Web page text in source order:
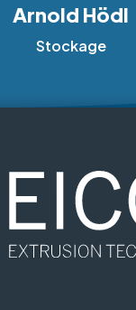
Arnold Hödl
Stockage